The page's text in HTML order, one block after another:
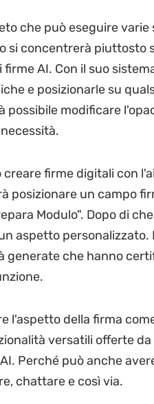
che può eseguire
si concentrerà piuttosto
AI. Con il suo
e posizionarle su
possibile modificare
firme digitali con
posizionare un campo
Modulo". Dopo di
aspetto personalizzato.
generate che hanno
l'aspetto della firma
versatili offerte da
Perché può anche
chattare e così via.